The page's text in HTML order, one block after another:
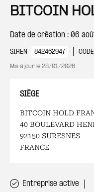
BITCOIN
Date de création : 06
SIREN 842462947
Mis à jour le 28/01/2026
SIÈGE
BITCOIN HOLD
40 BOULEVARD
92150 SURESNES
FRANCE
Entreprise active